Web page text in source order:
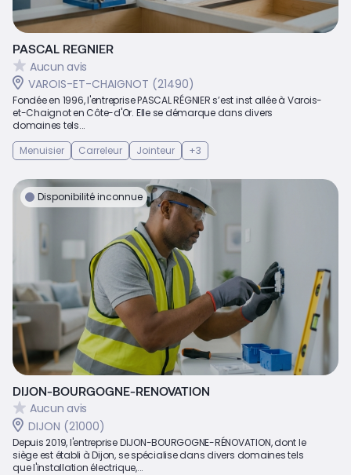
PASCAL REGNIER
Aucun avis
VAROIS-ET-CHAIGNOT (21490)
Fondée en 1996, l'entreprise PASCAL RÉGNIER s’est inst allée à Varois-
et-Chaignot en Côte-d'Or. Elle se démarque dans divers
domaines tels...
Menuisier
Carreleur Jointeur +3
Disponibilité inconnue
DIJON-BOURGOGNE-RENOVATION
Aucun avis
DIJON (21000)
Depuis 2019, l'entreprise DIJON-BOURGOGNE-RÉNOVATION, dont le
siège est établi à Dijon, se spécialise dans divers domaines tels
que l'installation électrique,...